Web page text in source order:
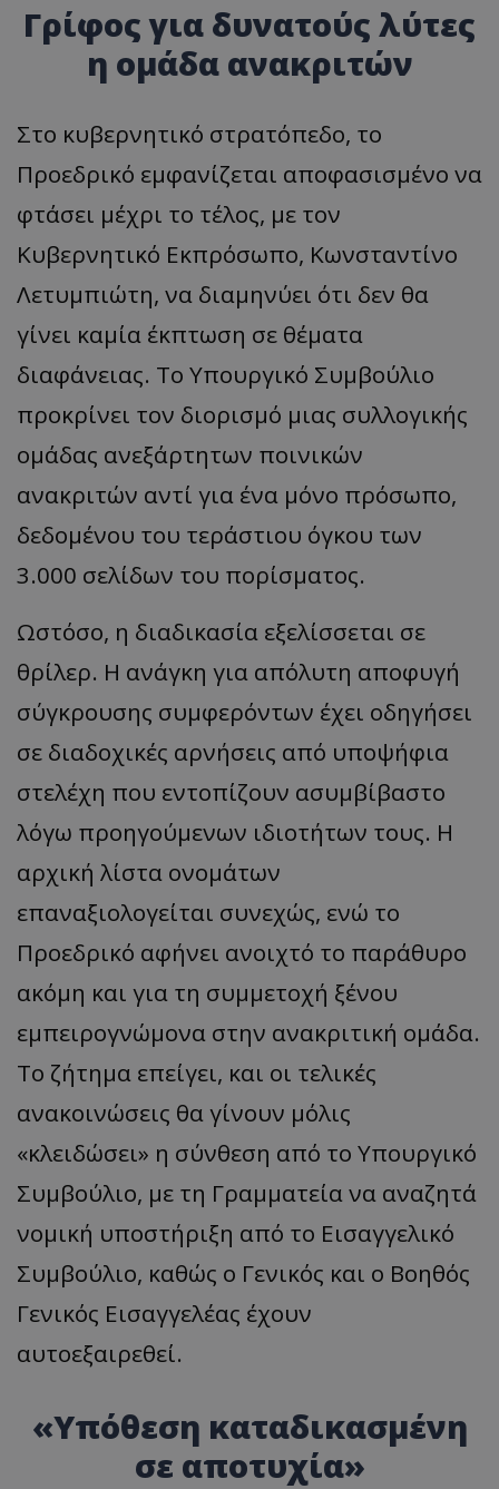
Γρίφος για δυνατούς λύτες
η ομάδα ανακριτών
Στο κυβερνητικό στρατόπεδο, το
Προεδρικό εμφανίζεται αποφασισμένο να
φτάσει μέχρι το τέλος, με τον
Κυβερνητικό Εκπρόσωπο, Κωνσταντίνο
Λετυμπιώτη, να διαμηνύει ότι δεν θα
γίνει καμία έκπτωση σε θέματα
διαφάνειας. Το Υπουργικό Συμβούλιο
προκρίνει τον διορισμό μιας συλλογικής
ομάδας ανεξάρτητων ποινικών
ανακριτών αντί για ένα μόνο πρόσωπο,
δεδομένου του τεράστιου όγκου των
3.000 σελίδων του πορίσματος.
Ωστόσο, η διαδικασία εξελίσσεται σε
θρίλερ. Η ανάγκη για απόλυτη αποφυγή
σύγκρουσης συμφερόντων έχει οδηγήσει
σε διαδοχικές αρνήσεις από υποψήφια
στελέχη που εντοπίζουν ασυμβίβαστο
λόγω προηγούμενων ιδιοτήτων τους. Η
αρχική λίστα ονομάτων
επαναξιολογείται συνεχώς, ενώ το
Προεδρικό αφήνει ανοιχτό το παράθυρο
ακόμη και για τη συμμετοχή ξένου
εμπειρογνώμονα στην ανακριτική ομάδα.
Το ζήτημα επείγει, και οι τελικές
ανακοινώσεις θα γίνουν μόλις
«κλειδώσει» η σύνθεση από το Υπουργικό
Συμβούλιο, με τη Γραμματεία να αναζητά
νομική υποστήριξη από το Εισαγγελικό
Συμβούλιο, καθώς ο Γενικός και ο Βοηθός
Γενικός Εισαγγελέας έχουν
αυτοεξαιρεθεί.
«Υπόθεση καταδικασμένη
σε αποτυχία»